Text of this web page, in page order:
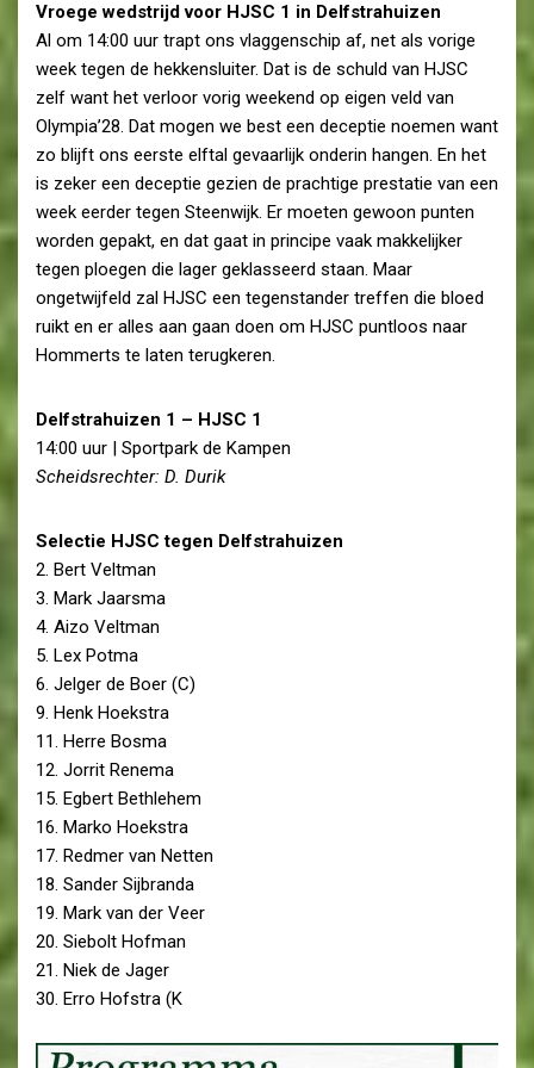
Vroege wedstrijd voor HJSC 1 in Delfstrahuizen
Al om 14:00 uur trapt ons vlaggenschip af, net als vorige
week tegen de hekkensluiter. Dat is de schuld van HJSC
zelf want het verloor vorig weekend op eigen veld van
Olympia’28. Dat mogen we best een deceptie noemen want
zo blijft ons eerste elftal gevaarlijk onderin hangen. En het
is zeker een deceptie gezien de prachtige prestatie van een
week eerder tegen Steenwijk. Er moeten gewoon punten
worden gepakt, en dat gaat in principe vaak makkelijker
tegen ploegen die lager geklasseerd staan. Maar
ongetwijfeld zal HJSC een tegenstander treffen die bloed
ruikt en er alles aan gaan doen om HJSC puntloos naar
Hommerts te laten terugkeren.
Delfstrahuizen 1 – HJSC 1
14:00 uur | Sportpark de Kampen
Scheidsrechter: D. Durik
Selectie HJSC tegen Delfstrahuizen
2. Bert Veltman
3. Mark Jaarsma
4. Aizo Veltman
5. Lex Potma
6. Jelger de Boer (C)
9. Henk Hoekstra
11. Herre Bosma
12. Jorrit Renema
15. Egbert Bethlehem
16. Marko Hoekstra
17. Redmer van Netten
18. Sander Sijbranda
19. Mark van der Veer
20. Siebolt Hofman
21. Niek de Jager
30. Erro Hofstra (K